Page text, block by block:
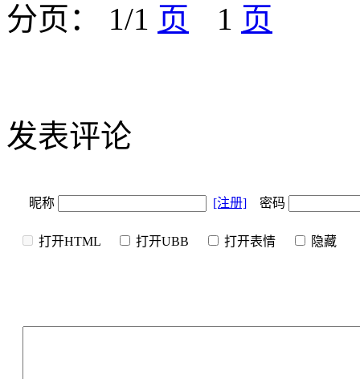
分页： 1/1 1
发表评论
昵称 [注册] 密码
打开HTML 打开UBB 打开表情 隐